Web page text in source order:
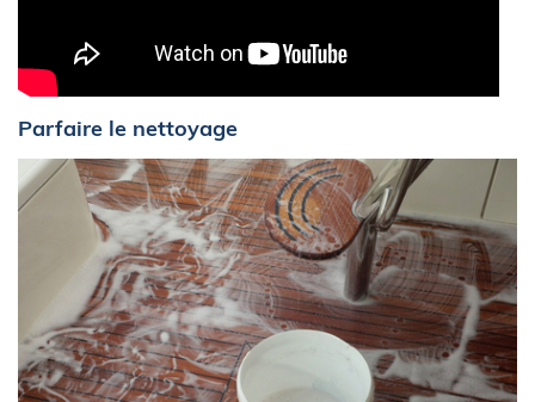
Parfaire le nettoyage